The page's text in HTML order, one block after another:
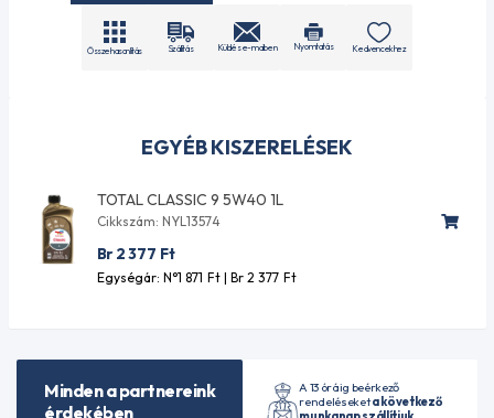
EGYÉB KISZERELÉSEK
TOTAL CLASSIC 9 5W40 1L
Cikkszám: NYL13574
Br 2 377 Ft
Egységár: N°1 871 Ft| Br 2 377 Ft
Összehasonlítás Szállítás Küldés e-mailben Nyomtatás Kedvencekhez
Minden a partnereink
érdekében
A 13 óráig beérkező
rendeléseketa következő